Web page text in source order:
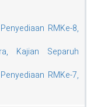
RMKe-8,
Kajian Separuh
RMKe-7,